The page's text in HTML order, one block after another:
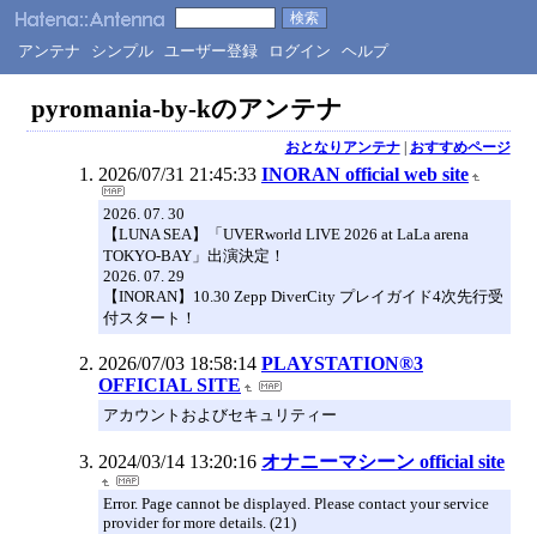
アンテナ シンプル ユーザー登録 ログイン ヘルプ
pyromania-by-kのアンテナ
おとなりアンテナ| おすすめページ
2026/07/31 21:45:33 INORAN official web site
2026. 07. 30
【LUNA SEA】「UVERworld LIVE 2026 at LaLa arena
TOKYO-BAY」出演決定！
2026. 07. 29
【INORAN】10.30 Zepp DiverCity プレイガイド4次先行受
付スタート！
2026/07/03 18:58:14 PLAYSTATION®3
OFFICIAL SITE
アカウントおよびセキュリティー
2024/03/14 13:20:16 オナニーマシーン official site
Error. Page cannot be displayed. Please contact your service
provider for more details. (21)